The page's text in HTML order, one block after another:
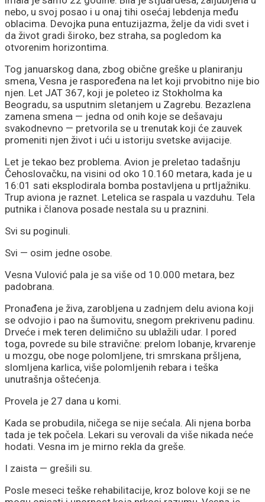
nebo, u svoj posao i u onaj tihi osećaj lebdenja među
oblacima. Devojka puna entuzijazma, želje da vidi svet i
da život gradi široko, bez straha, sa pogledom ka
otvorenim horizontima.
Tog januarskog dana, zbog obične greške u planiranju
smena, Vesna je raspoređena na let koji prvobitno nije bio
njen. Let JAT 367, koji je poleteo iz Stokholma ka
Beogradu, sa usputnim sletanjem u Zagrebu. Bezazlena
zamena smena — jedna od onih koje se dešavaju
svakodnevno — pretvorila se u trenutak koji će zauvek
promeniti njen život i ući u istoriju svetske avijacije.
Let je tekao bez problema. Avion je preletao tadašnju
Čehoslovačku, na visini od oko 10.160 metara, kada je u
16:01 sati eksplodirala bomba postavljena u prtljažniku.
Trup aviona je raznet. Letelica se raspala u vazduhu. Tela
putnika i članova posade nestala su u praznini.
Svi su poginuli.
Svi — osim jedne osobe.
Vesna Vulović pala je sa više od 10.000 metara, bez
padobrana.
Pronađena je živa, zarobljena u zadnjem delu aviona koji
se odvojio i pao na šumovitu, snegom prekrivenu padinu.
Drveće i mek teren delimično su ublažili udar. I pored
toga, povrede su bile stravične: prelom lobanje, krvarenje
u mozgu, obe noge polomljene, tri smrskana pršljena,
slomljena karlica, više polomljenih rebara i teška
unutrašnja oštećenja.
Provela je 27 dana u komi.
Kada se probudila, ničega se nije sećala. Ali njena borba
tada je tek počela. Lekari su verovali da više nikada neće
hodati. Vesna im je mirno rekla da greše.
I zaista — grešili su.
Posle meseci teške rehabilitacije, kroz bolove koji se ne